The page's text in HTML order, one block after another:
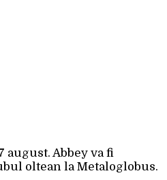
august. Abbey va fi
oltean la Metaloglobus.